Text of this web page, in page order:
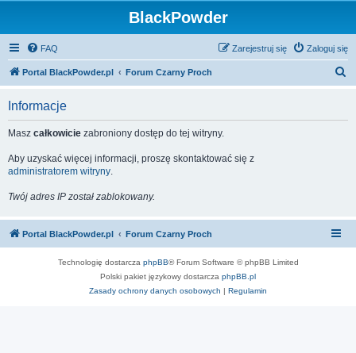
BlackPowder
FAQ Zaloguj się
Zarejestruj się
Portal BlackPowder.pl Forum Czarny Proch
Informacje
Masz całkowicie zabroniony dostęp do tej witryny.
Aby uzyskać więcej informacji, proszę skontaktować się z
administratorem witryny.
Twój adres IP został zablokowany.
Portal BlackPowder.pl Forum Czarny Proch
Technologię dostarcza phpBB® Forum Software © phpBB Limited
Polski pakiet językowy dostarcza phpBB.pl
Zasady ochrony danych osobowych | Regulamin